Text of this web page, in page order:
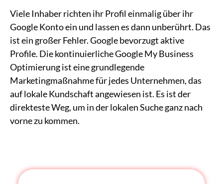
Viele Inhaber richten ihr Profil einmalig über ihr
Google Kontoein und lassen es dann unberührt. Das
ist ein großer Fehler. Google bevorzugt aktive
Profile. Die kontinuierlicheGoogle My Business
Optimierungist eine grundlegende
Marketingmaßnahme für jedes Unternehmen, das
auf lokale Kundschaft angewiesen ist. Es ist der
direkteste Weg, um in der lokalen Suche ganz nach
vorne zu kommen.